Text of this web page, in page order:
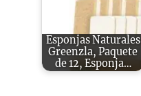
Esponjas Naturales
Greenzla, Paquete
de 12, Esponja…